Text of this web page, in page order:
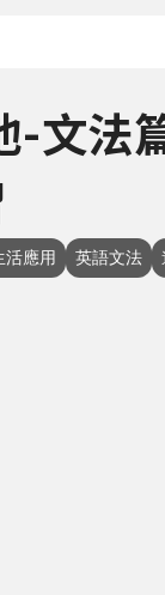
-文法
活應用 英語文法